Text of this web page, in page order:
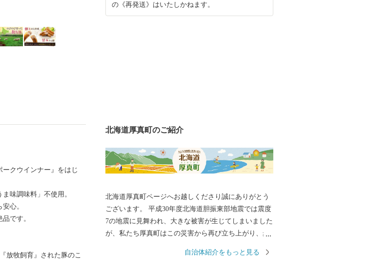
の《再発送》はいたしかねます。
クウインナー』をはじ
味調味料」不使用。
心。
です。
放牧飼育』された豚のこ
北海道厚真町のご紹介
北海道厚真町ページへお越しくださり誠にありがとう
ございます。 平成30年度北海道胆振東部地震では震度
7の地震に見舞われ、大きな被害が生じてしまいました
が、私たち厚真町はこの災害から再び立ち上がり、歩
りを着実に進めていくためには、みなさまからのご支
自治体紹介をもっと見る